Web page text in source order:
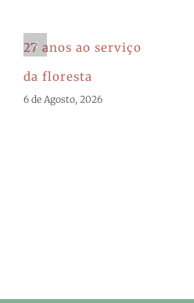
27 anos ao serviço
da floresta
6 de Agosto, 2026